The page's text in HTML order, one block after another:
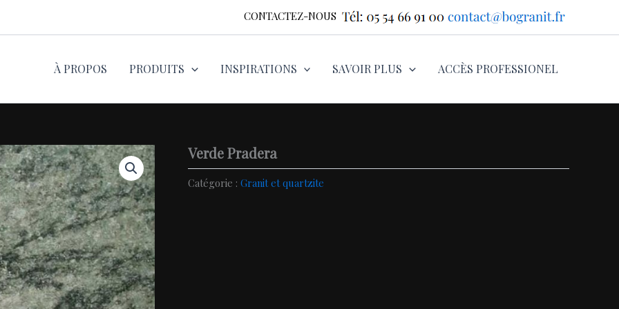
CONTACTEZ-NOUS
À PROPOS PRODUITS INSPIRATIONS SAVOIR PLUS ACCÈS PROFESSIONEL
Verde Pradera
Catégorie : Granit et quartzite